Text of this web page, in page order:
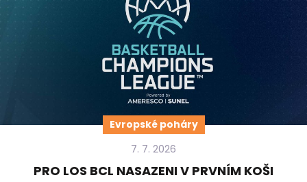
Evropské poháry
7. 7. 2026
PRO LOS BCL NASAZENI V PRVNÍM KOŠI